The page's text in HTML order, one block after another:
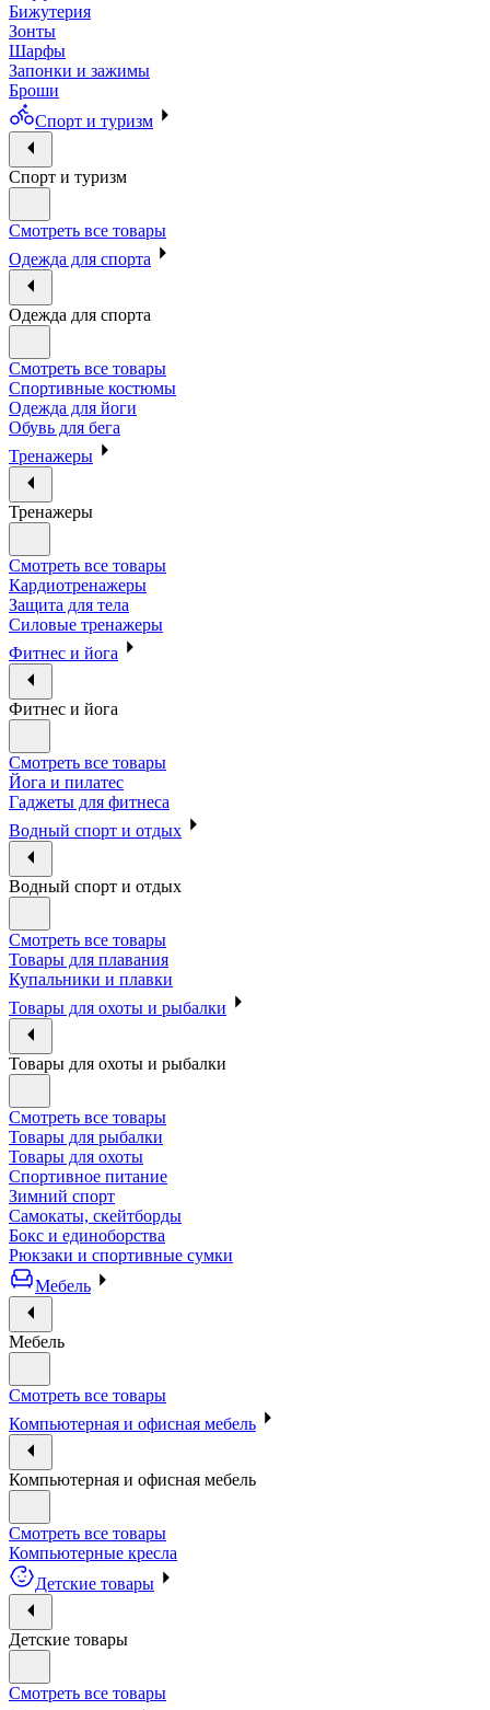
Бижутерия
Зонты
Шарфы
Запонки и зажимы
Броши
Спорт и туризм
Спорт и туризм
Смотреть все товары
Одежда для спорта
Одежда для спорта
Смотреть все товары
Спортивные костюмы
Одежда для йоги
Обувь для бега
Тренажеры
Тренажеры
Смотреть все товары
Кардиотренажеры
Защита для тела
Силовые тренажеры
Фитнес и йога
Фитнес и йога
Смотреть все товары
Йога и пилатес
Гаджеты для фитнеса
Водный спорт и отдых
Водный спорт и отдых
Смотреть все товары
Товары для плавания
Купальники и плавки
Товары для охоты и рыбалки
Товары для охоты и рыбалки
Смотреть все товары
Товары для рыбалки
Товары для охоты
Спортивное питание
Зимний спорт
Самокаты, скейтборды
Бокс и единоборства
Рюкзаки и спортивные сумки
Мебель
Мебель
Смотреть все товары
Компьютерная и офисная мебель
Компьютерная и офисная мебель
Смотреть все товары
Компьютерные кресла
Детские товары
Детские товары
Смотреть все товары